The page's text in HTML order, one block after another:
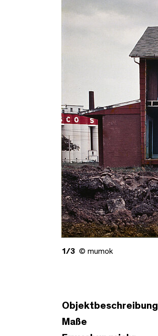
1/3 © mumok
Objektbeschreibung
Maße